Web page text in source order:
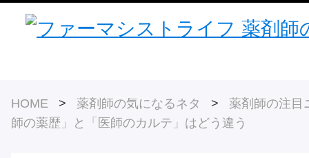
HOME > 薬剤師の気になるネタ > 薬剤師の注目
師の薬歴」と「医師のカルテ」はどう違う